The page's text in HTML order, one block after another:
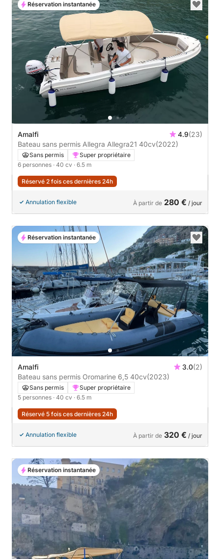
Amalfi 4.9(23)
Bateau sans permis Allegra Allegra21 40cv(2022)
Sans permis
Super propriétaire
6 personnes · 40 cv · 6.5 m
Réservé 2 fois ces dernières 24h
Annulation flexible À partir de 280 € / jour
Réservation instantanée
Amalfi 3.0(2)
Bateau sans permis Oromarine 6,5 40cv(2023)
Sans permis
Super propriétaire
5 personnes · 40 cv · 6.5 m
Réservé 5 fois ces dernières 24h
Annulation flexible À partir de 320 € / jour
Réservation instantanée
Réservation instantanée